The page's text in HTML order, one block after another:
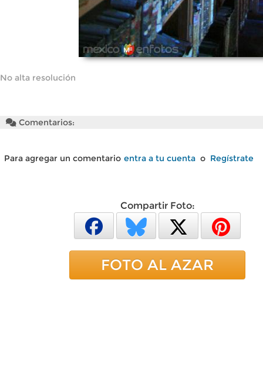
No alta resolución
Comentarios:
Para agregar un comentario entra a tu cuenta o Regístrate
Compartir Foto:
FOTO AL AZAR